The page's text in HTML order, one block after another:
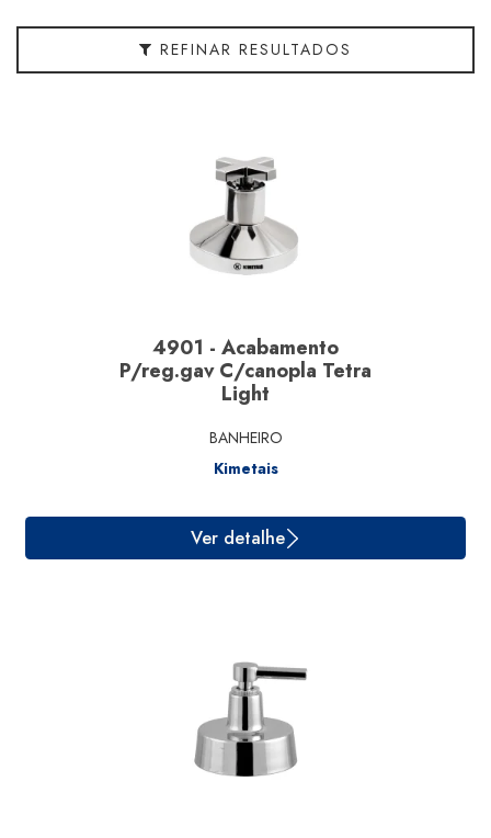
REFINAR RESULTADOS
Linha
4901 - Acabamento
P/reg.gav C/canopla Tetra
Light
BANHEIRO
Kimetais